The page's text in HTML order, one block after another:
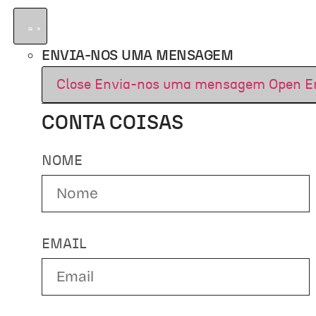
ENVIA-NOS UMA MENSAGEM
Close Envia-nos uma mensagem Open
CONTA COISAS
NOME
EMAIL